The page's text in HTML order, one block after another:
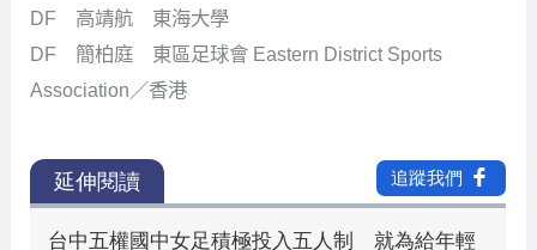
DF 高靖航 東海大學
DF 簡柏庭 東區足球會 Eastern District Sports
Association／香港